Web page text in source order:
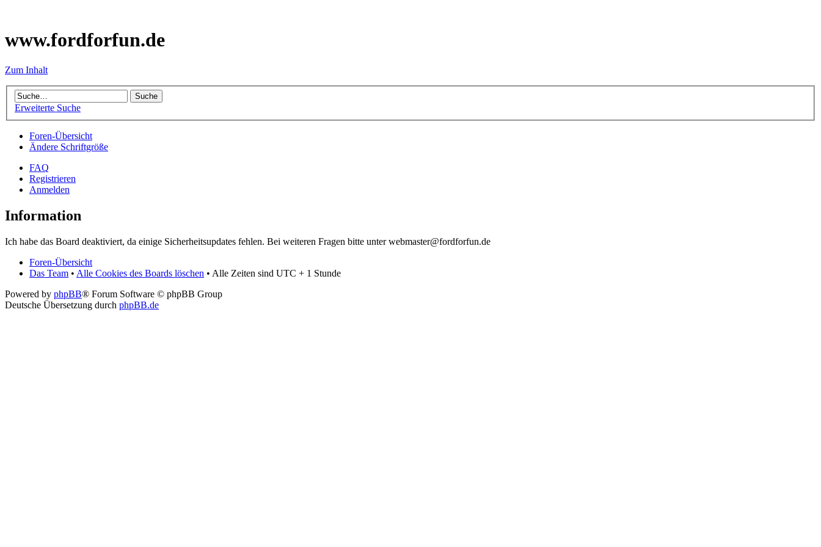
www.fordforfun.de
Zum Inhalt
Erweiterte Suche
Foren-Übersicht
Ändere Schriftgröße
FAQ
Registrieren
Anmelden
Information
Ich habe das Board deaktiviert, da einige Sicherheitsupdates fehlen. Bei weiteren Fragen bitte unter webmaster@fordforfun.de
Foren-Übersicht
Das Team • Alle Cookies des Boards löschen • Alle Zeiten sind UTC + 1 Stunde
Powered by phpBB® Forum Software © phpBB Group
Deutsche Übersetzung durch phpBB.de